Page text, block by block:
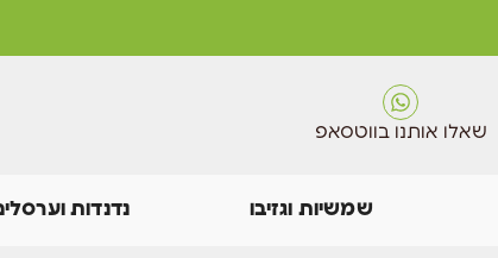
שאלו אותנו בווטסאפ
שמשיות וגזיבו נדנדות